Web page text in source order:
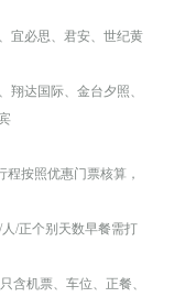
宜必思、君安、世纪黄
翔达国际、金台夕照、
按照优惠门票核算，
/正个别天数早餐需打
含机票、车位、正餐、